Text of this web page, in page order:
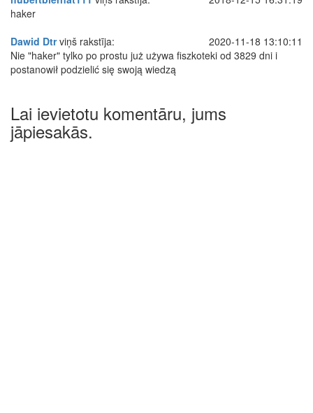
haker
Dawid Dtrviņš rakstīja:
2020-11-18 13:10:11
Nie "haker" tylko po prostu już używa fiszkoteki od 3829 dni i
postanowił podzielić się swoją wiedzą
Lai ievietotu komentāru, jums
jāpiesakās.